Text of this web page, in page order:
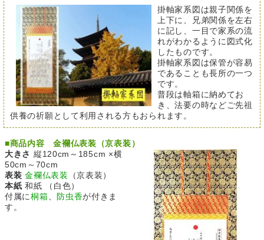
掛軸家系図は親子関係を
上下に、兄弟関係を左右
に記し、一目で家系の流
れがわかるように図式化
したものです。
掛軸家系図は保管が容易
であることも長所の一つ
です。
普段は軸箱に納めてお
き、法要の時などご先祖
供養の祈願として利用される方もおられます。
■商品内容 金襴仏表装（京表装）
大きさ 縦120cm～185cm ×横
50cm～70cm
表装 金襴仏表装
（京表装）
本紙 和紙 （白色）
付属に桐箱、 防虫香が付きま
す。